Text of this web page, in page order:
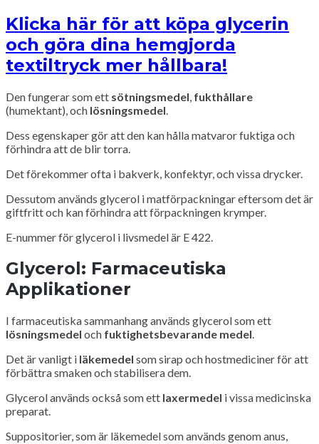
Klicka här för att köpa glycerin
och göra dina hemgjorda
textiltryck mer hållbara!
Den fungerar som ett sötningsmedel, fukthållare
(humektant), och lösningsmedel.
Dess egenskaper gör att den kan hålla matvaror fuktiga och
förhindra att de blir torra.
Det förekommer ofta i bakverk, konfektyr, och vissa drycker.
Dessutom används glycerol i matförpackningar eftersom det är
giftfritt och kan förhindra att förpackningen krymper.
E-nummer för glycerol i livsmedel är E 422.
Glycerol: Farmaceutiska
Applikationer
I farmaceutiska sammanhang används glycerol som ett
lösningsmedel och fuktighetsbevarande medel
Det är vanligt i läkemedel som sirap och hostmediciner för att
förbättra smaken och stabilisera dem.
Glycerol används också som ett laxermedel i vissa medicinska
preparat.
Suppositorier, som är läkemedel som används genom anus,